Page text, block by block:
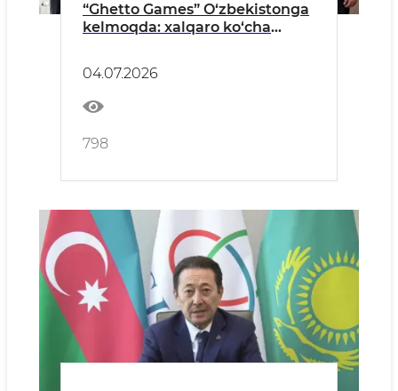
“Ghetto Games” O‘zbekistonga
kelmoqda: xalqaro ko‘cha
04.07.2026
798